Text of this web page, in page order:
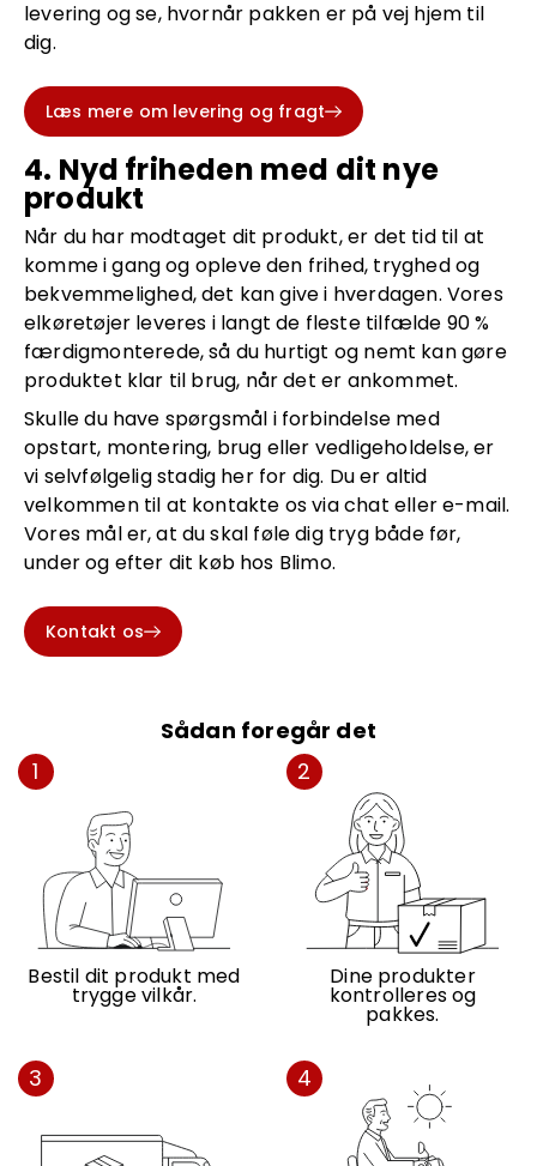
levering og se, hvornår pakken er på vej hjem til
dig.
Læs mere om levering og fragt
4. Nyd friheden med dit nye
produkt
Når du har modtaget dit produkt, er det tid til at
komme i gang og opleve den frihed, tryghed og
bekvemmelighed, det kan give i hverdagen. Vores
elkøretøjer leveres i langt de fleste tilfælde 90 %
færdigmonterede, så du hurtigt og nemt kan gøre
produktet klar til brug, når det er ankommet.
Skulle du have spørgsmål i forbindelse med
opstart, montering, brug eller vedligeholdelse, er
vi selvfølgelig stadig her for dig. Du er altid
velkommen til at kontakte os via chat eller e-mail.
Vores mål er, at du skal føle dig tryg både før,
under og efter dit køb hos Blimo.
Kontakt os
Sådan foregår det
1
Bestil dit produkt med
trygge vilkår.
2
Dine produkter
kontrolleres og
pakkes.
3 4